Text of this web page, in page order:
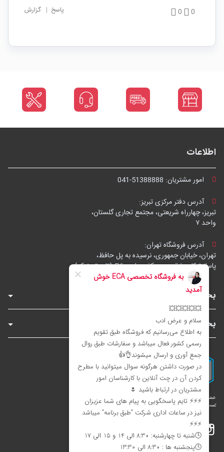
0
0 پاسخ | گزارش
اطلاعات
امور مشتریان: 041-51388888
آدرس دفتر مرکزی تبریز:
تبریز، چهارراه شریعتی، مجتمع تجاری گلستان،
واحد ۷
آدرس فروشگاه تهران:
تهران، خیابان جمهوری، نرسیده به پل حافظ،
پاساژ توکل، طبقه زیرهمکف، واحد B6 (تاپ ترونیک)
بخش‌های فروشگاه
بخش‌های سایت
اینستاگرام